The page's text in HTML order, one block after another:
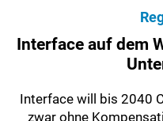
Interface auf dem
Interface will bis 2040
zwar ohne